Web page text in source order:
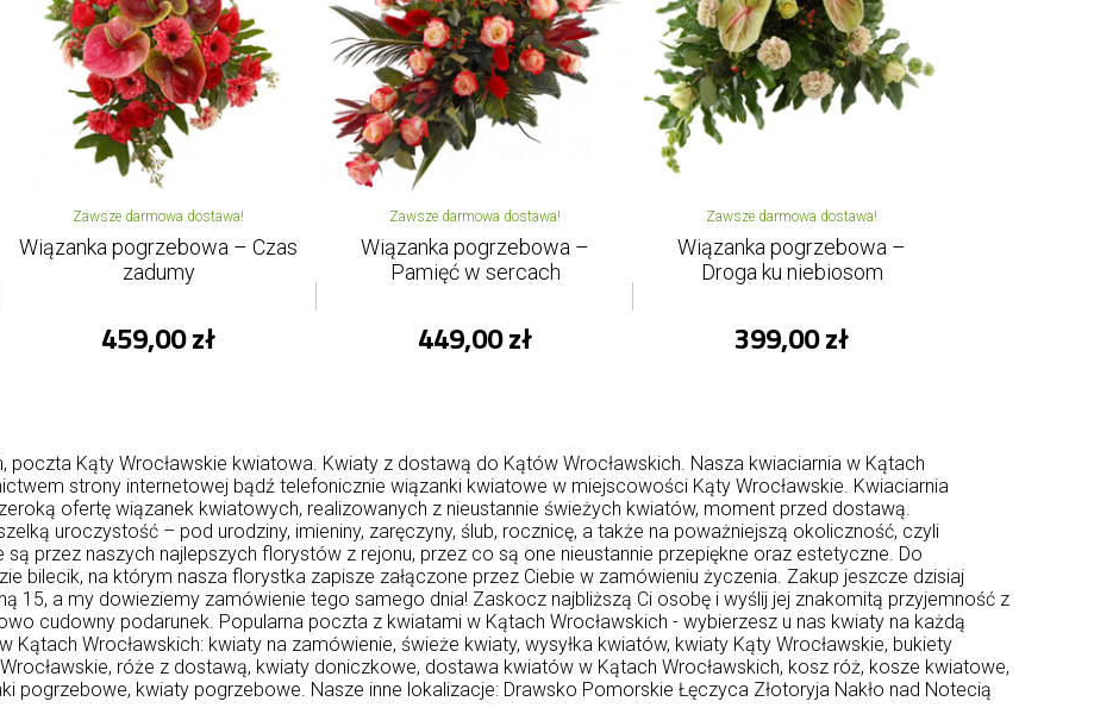
Zawsze darmowa dostawa!
Wiązanka pogrzebowa – Czas
zadumy
459,00 zł
Zawsze darmowa dostawa!
Wiązanka pogrzebowa –
Pamięć w sercach
449,00 zł
Zawsze darmowa dostawa!
Wiązanka pogrzebowa –
Droga ku niebiosom
399,00 zł
poczta Kąty Wrocławskie kwiatowa. Kwiaty z dostawą do Kątów Wrocławskich. Nasza kwiaciarnia w Kątach
strony internetowej bądź telefonicznie wiązanki kwiatowe w miejscowości Kąty Wrocławskie. Kwiaciarnia
ofertę wiązanek kwiatowych, realizowanych z nieustannie świeżych kwiatów, moment przed dostawą.
uroczystość – pod urodziny, imieniny, zaręczyny, ślub, rocznicę, a także na poważniejszą okoliczność, czyli
przez naszych najlepszych florystów z rejonu, przez co są one nieustannie przepiękne oraz estetyczne. Do
bilecik, na którym nasza florystka zapisze załączone przez Ciebie w zamówieniu życzenia. Zakup jeszcze dzisiaj
15, a my dowieziemy zamówienie tego samego dnia! Zaskocz najbliższą Ci osobę i wyślij jej znakomitą przyjemność z
cudowny podarunek. Popularna poczta z kwiatami w Kątach Wrocławskich - wybierzesz u nas kwiaty na każdą
Wrocławskich: kwiaty na zamówienie, świeże kwiaty, wysyłka kwiatów, kwiaty Kąty Wrocławskie, bukiety
róże z dostawą, kwiaty doniczkowe, dostawa kwiatów w Kątach Wrocławskich, kosz róż, kosze kwiatowe,
pogrzebowe, kwiaty pogrzebowe. Nasze inne lokalizacje: Drawsko Pomorskie Łęczyca Złotoryja Nakło nad Notecią